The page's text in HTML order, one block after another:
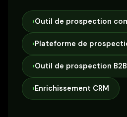
›Outil de prospection
›Plateforme de
›Outil de prospection B2B
›Enrichissement CRM